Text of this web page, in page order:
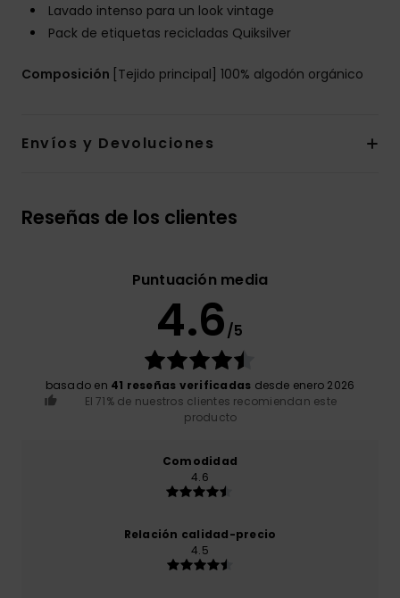
Lavado intenso para un look vintage
Pack de etiquetas recicladas Quiksilver
Composición [Tejido principal] 100% algodón orgánico
Envíos y Devoluciones
Reseñas de los clientes
Puntuación media
4.6/5
basado en 41 reseñas verificadas desde enero 2026
El 71% de nuestros clientes recomiendan este
producto
Comodidad
4.6
Relación calidad-precio
4.5